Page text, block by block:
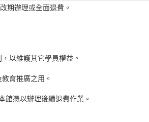
期辦理或全面退費。
以維護其它學員權益。
育推廣之用。
館憑以辦理後續退費作業。